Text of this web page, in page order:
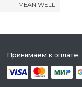
MEAN WELL
Принимаем к оплате: